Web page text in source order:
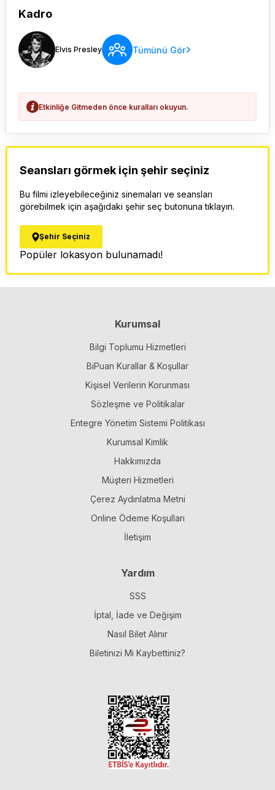
Kadro
Elvis Presley Tümünü Gör
Etkinliğe Gitmeden önce kuralları okuyun.
Seansları görmek için şehir seçiniz
Bu filmi izleyebileceğiniz sinemaları ve seansları
görebilmek için aşağıdaki şehir seç butonuna tıklayın.
Şehir Seçiniz
Popüler lokasyon bulunamadı!
Kurumsal
Bilgi Toplumu Hizmetleri
BiPuan Kurallar & Koşullar
Kişisel Verilerin Korunması
Sözleşme ve Politikalar
Entegre Yönetim Sistemi Politikası
Kurumsal Kimlik
Hakkımızda
Müşteri Hizmetleri
Çerez Aydınlatma Metni
Online Ödeme Koşulları
İletişim
Yardım
SSS
İptal, İade ve Değişim
Nasıl Bilet Alınır
Biletinizi Mi Kaybettiniz?